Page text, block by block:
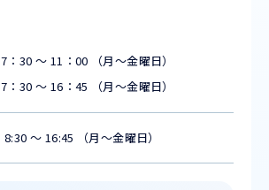
7：30 ～ 11：00 （月〜金曜日）
7：30 ～ 16：45 （月〜金曜日）
8:30 ～ 16:45 （月〜金曜日）